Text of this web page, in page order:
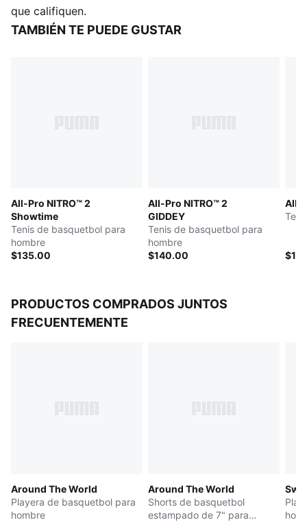
emoción de competir en el escenario mundial.
CARACTERÍSTICAS Y BENEFICIOS
Suela con patrón de alta resistencia a la abrasión para
una mayor tracción
que califiquen.
TAMBIÉN TE PUEDE GUSTAR
All-Pro NITRO™ 2
Showtime
Tenis de basquetbol para
hombre
$135.00
All-Pro NITRO™ 2
GIDDEY
Tenis de basquetbol para
hombre
$140.00
All-
PRODUCTOS COMPRADOS JUNTOS
FRECUENTEMENTE
Around The World
Playera de basquetbol para
hombre
Around The World
Shorts de basquetbol
estampado de 7" para